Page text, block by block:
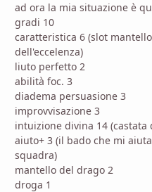
ad ora la mia situazione è
gradi 10
caratteristica 6 (slot
dell'eccelenza)
liuto perfetto 2
abilità foc. 3
diadema persuasione 3
improvvisazione 3
intuizione divina 14 (castata
aiuto+ 3 (il bado che mi
squadra)
mantello del drago 2
droga 1